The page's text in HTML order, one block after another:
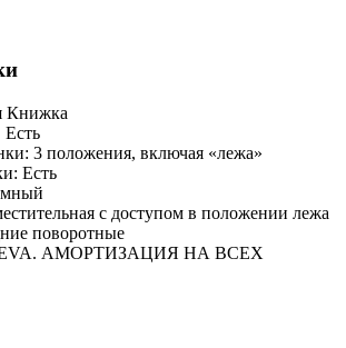
Книжка
3 положения, включая «лежа»
Есть
с доступом в положении лежа
поворотные
EVA. АМОРТИЗАЦИЯ НА ВСЕХ